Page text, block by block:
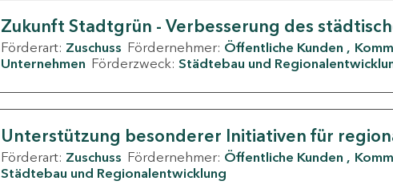
Zukunft Stadtgrün - Verbesserung des
Förderart: Zuschuss Fördernehmer: Öffentliche Kunden
Unternehmen Förderzweck: Städtebau und
Unterstützung besonderer Initiativen für
Förderart: Zuschuss Fördernehmer: Öffentliche Kunden
Städtebau und Regionalentwicklung